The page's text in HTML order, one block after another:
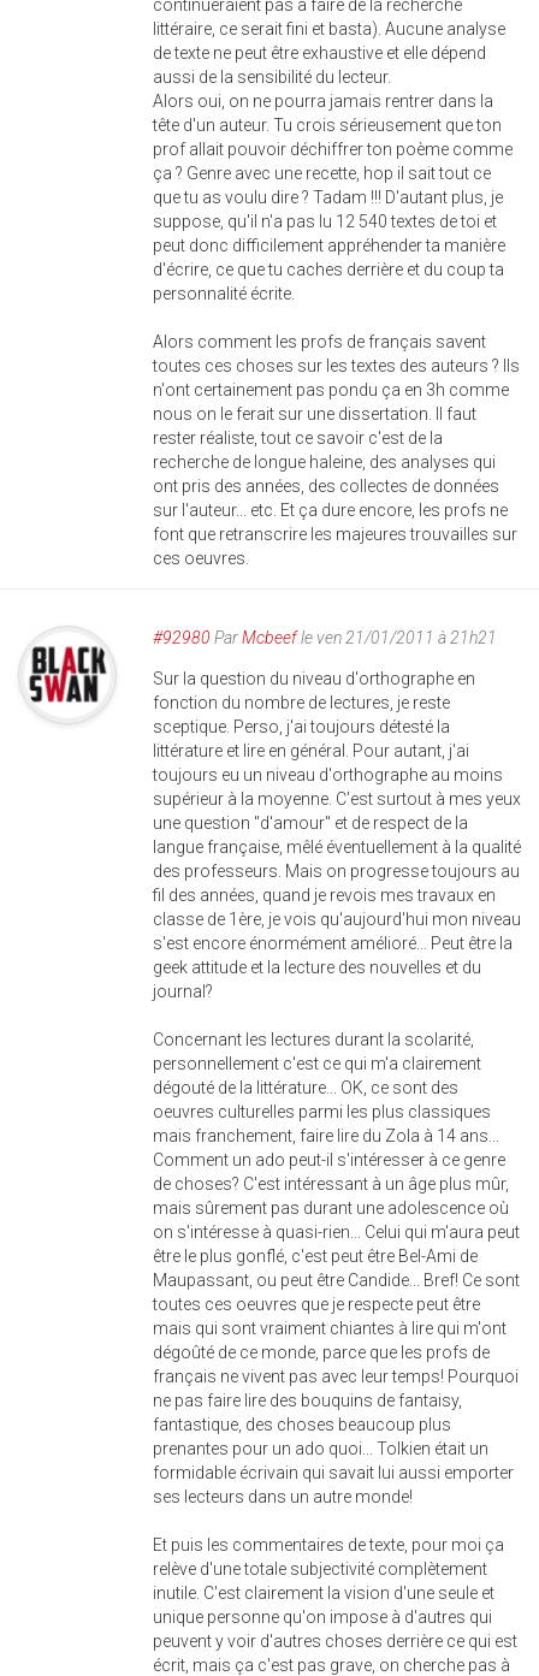
continueraient pas à faire de la recherche
littéraire, ce serait fini et basta). Aucune analyse
de texte ne peut être exhaustive et elle dépend
aussi de la sensibilité du lecteur.
Alors oui, on ne pourra jamais rentrer dans la
tête d'un auteur. Tu crois sérieusement que ton
prof allait pouvoir déchiffrer ton poème comme
ça ? Genre avec une recette, hop il sait tout ce
que tu as voulu dire ? Tadam !!! D'autant plus, je
suppose, qu'il n'a pas lu 12 540 textes de toi et
peut donc difficilement appréhender ta manière
d'écrire, ce que tu caches derrière et du coup ta
personnalité écrite.
Alors comment les profs de français savent
toutes ces choses sur les textes des auteurs ? Ils
n'ont certainement pas pondu ça en 3h comme
nous on le ferait sur une dissertation. Il faut
rester réaliste, tout ce savoir c'est de la
recherche de longue haleine, des analyses qui
ont pris des années, des collectes de données
sur l'auteur... etc. Et ça dure encore, les profs ne
font que retranscrire les majeures trouvailles sur
ces oeuvres.
#92980 ParMcbeefle ven 21/01/2011 à 21h21
Sur la question du niveau d'orthographe en
fonction du nombre de lectures, je reste
sceptique. Perso, j'ai toujours détesté la
littérature et lire en général. Pour autant, j'ai
toujours eu un niveau d'orthographe au moins
supérieur à la moyenne. C'est surtout à mes yeux
une question "d'amour" et de respect de la
langue française, mêlé éventuellement à la qualité
des professeurs. Mais on progresse toujours au
fil des années, quand je revois mes travaux en
classe de 1ère, je vois qu'aujourd'hui mon niveau
s'est encore énormément amélioré... Peut être la
geek attitude et la lecture des nouvelles et du
journal?
Concernant les lectures durant la scolarité,
personnellement c'est ce qui m'a clairement
dégouté de la littérature... OK, ce sont des
oeuvres culturelles parmi les plus classiques
mais franchement, faire lire du Zola à 14 ans...
Comment un ado peut-il s'intéresser à ce genre
de choses? C'est intéressant à un âge plus mûr,
mais sûrement pas durant une adolescence où
on s'intéresse à quasi-rien... Celui qui m'aura peut
être le plus gonflé, c'est peut être Bel-Ami de
Maupassant, ou peut être Candide... Bref! Ce sont
toutes ces oeuvres que je respecte peut être
mais qui sont vraiment chiantes à lire qui m'ont
dégoûté de ce monde, parce que les profs de
français ne vivent pas avec leur temps! Pourquoi
ne pas faire lire des bouquins de fantaisy,
fantastique, des choses beaucoup plus
prenantes pour un ado quoi... Tolkien était un
formidable écrivain qui savait lui aussi emporter
ses lecteurs dans un autre monde!
Et puis les commentaires de texte, pour moi ça
relève d'une totale subjectivité complètement
inutile. C'est clairement la vision d'une seule et
unique personne qu'on impose à d'autres qui
peuvent y voir d'autres choses derrière ce qui est
écrit, mais ça c'est pas grave, on cherche pas à